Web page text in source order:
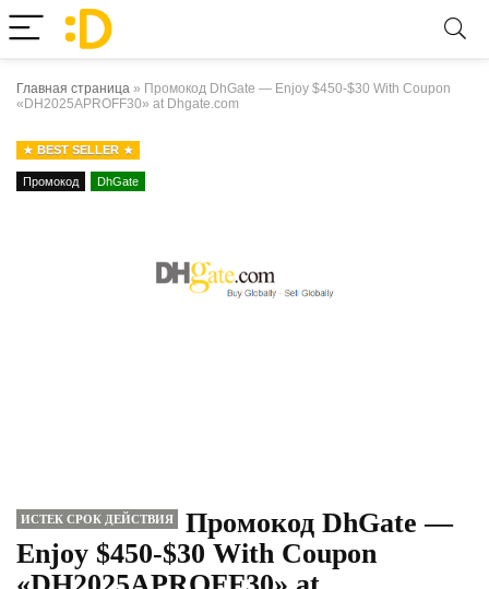
Главная страница » Промокод DhGate — Enjoy $450-$30 With Coupon
«DH2025APROFF30» at Dhgate.com
BEST SELLER
Промокод DhGate
ИСТЕК СРОК ДЕЙСТВИЯ
Промокод DhGate —
Enjoy $450-$30 With Coupon